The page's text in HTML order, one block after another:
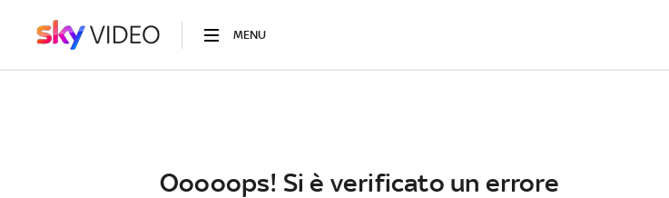
MENU
Ooooops! Si è verificato un errore